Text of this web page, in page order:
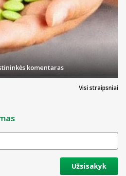
Visi straipsniai
komentaras
Užsisakyk